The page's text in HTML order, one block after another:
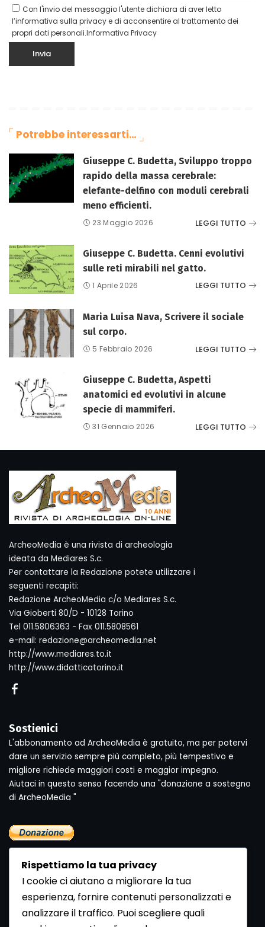
Con l'invio del messaggio l'utente dichiara di aver letto
l’informativa sulla privacy e di acconsentire al trattamento dei
propri dati personali.Informativa Privacy
Potrebbe interessarti…
Giuseppe C. Budetta, Sviluppo troppo
rapido della massa cerebrale:
elefante-delfino con moduli cerebrali
meno efficienti.
23 Maggio 2026 LEGGI TUTTO
Giuseppe C. Budetta. Cenni evolutivi
sulle reti mirabili nel gatto.
1 Aprile 2026 LEGGI TUTTO
Maria Luisa Nava, Scrivere il sociale
sul corpo.
5 Febbraio 2026 LEGGI TUTTO
Giuseppe C. Budetta, Aspetti
anatomici ed evolutivi in alcune
specie di mammiferi.
31 Gennaio 2026 LEGGI TUTTO
ArcheoMedia è una rivista di archeologia
ideata da Mediares S.c.
Per contattare la Redazione potete utilizzare i
seguenti recapiti:
Redazione ArcheoMedia c/o Mediares S.c.
Via Gioberti 80/D - 10128 Torino
Tel 011.5806363 - Fax 011.5808561
e-mail: redazione@archeomedia.net
http://www.mediares.to.it
http://www.didatticatorino.it
Sostienici
L'abbonamento ad ArcheoMedia è gratuito, ma per potervi
dare un servizio sempre più completo, più tempestivo e
migliore richiede maggiori costi e maggior impegno.
Aiutaci in questo senso facendo una "donazione a sostegno
di ArcheoMedia "
Newsletter
Rispettiamo la tua privacy
I cookie ci aiutano a migliorare la tua
esperienza, fornire contenuti personalizzati e
analizzare il traffico. Puoi scegliere quali